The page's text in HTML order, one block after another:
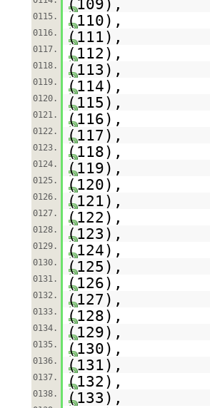
(109),
0115. (110),
0116. (111),
0117. (112),
0118. (113),
0119. (114),
0120. (115),
0121. (116),
0122. (117),
0123. (118),
0124. (119),
0125. (120),
0126. (121),
0127. (122),
0128. (123),
0129. (124),
0130. (125),
0131. (126),
0132. (127),
0133. (128),
0134. (129),
0135. (130),
0136. (131),
0137. (132),
0138. (133),